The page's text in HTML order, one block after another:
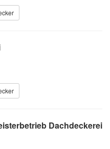
Dachdeckerei